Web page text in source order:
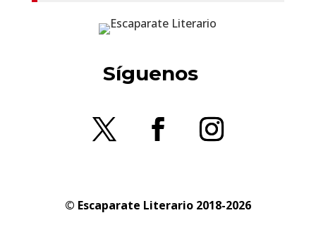
Síguenos
© Escaparate Literario 2018-2026